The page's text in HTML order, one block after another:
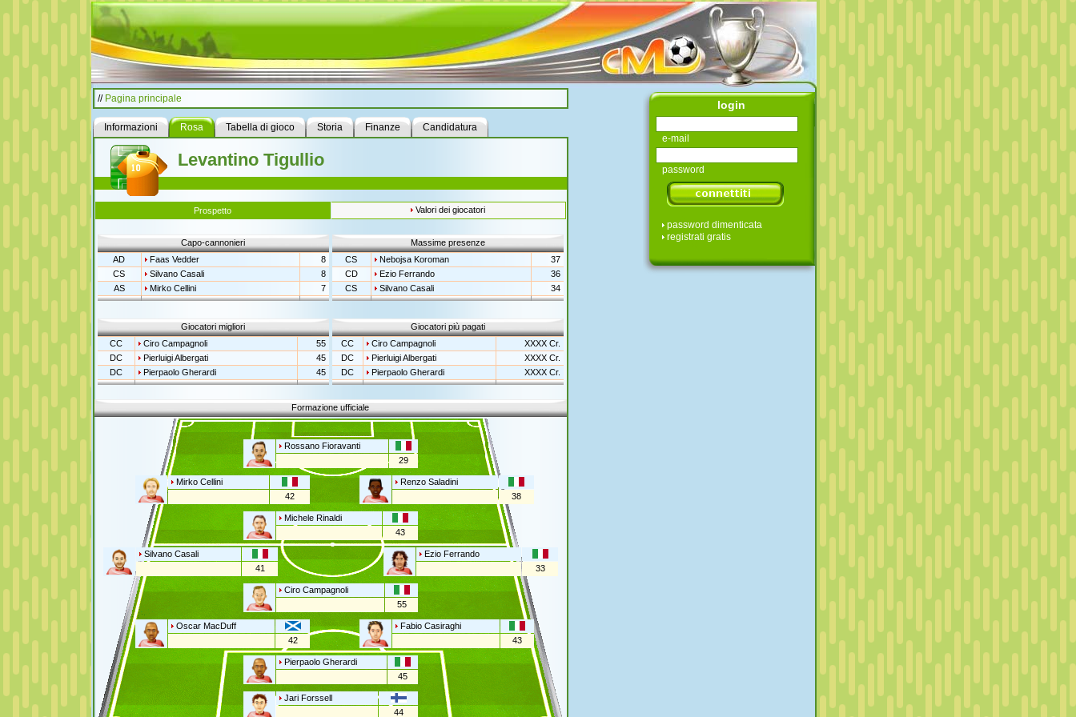
// Pagina principale
Informazioni Rosa Tabella di gioco Storia Finanze Candidatura
Levantino Tigullio
Prospetto Valori dei giocatori
Capo-cannonieri
AD
Faas Vedder
8
CS
Silvano Casali
8
AS
Mirko Cellini 7
Massime presenze
CS
Nebojsa Koroman
37
CD
Ezio Ferrando
36
CS
Silvano Casali 34
Giocatori migliori
CC
Ciro Campagnoli
55
DC
Pierluigi Albergati
45
DC
Pierpaolo Gherardi 45
Giocatori più pagati
CC
Ciro Campagnoli
XXXX Cr.
DC
Pierluigi Albergati
XXXX Cr.
DC
Pierpaolo Gherardi XXXX Cr.
Formazione ufficiale
Rossano Fioravanti
29
Fabio Casiraghi
43
Jari Forssell
44
Michele Rinaldi
43
Mirko Cellini
42
Pierpaolo Gherardi
45
Ezio Ferrando
33
Renzo Saladini
38
Oscar MacDuff
42
Silvano Casali
41
Ciro Campagnoli
55
login
e-mail
password
password dimenticata
registrati gratis